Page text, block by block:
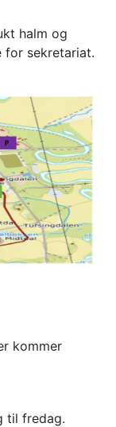
halm og
for sekretariat.
kommer
til fredag.